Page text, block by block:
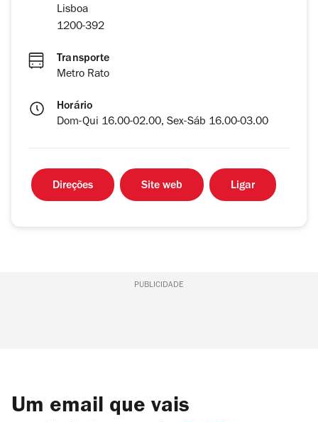
Lisboa
1200-392
Transporte
Metro Rato
Horário
Dom-Qui 16.00-02.00, Sex-Sáb 16.00-03.00
Direções Site web Ligar
PUBLICIDADE
Um email que vais